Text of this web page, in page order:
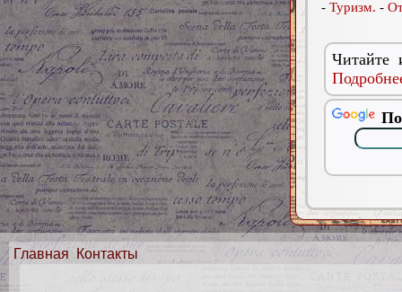
- Туризм. -
Читайте
Главная Контакты